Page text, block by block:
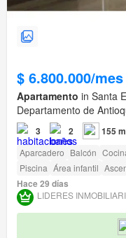
$ 6.800.000/mes
Apartamento in Santa
Departamento de
3 2 155
Aparcadero Balcón
Piscina Área infantil
Hace 29 días
LIDERES